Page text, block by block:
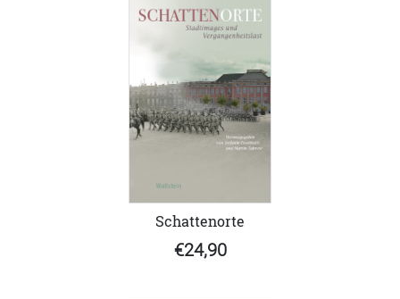
Schattenorte
€24,90